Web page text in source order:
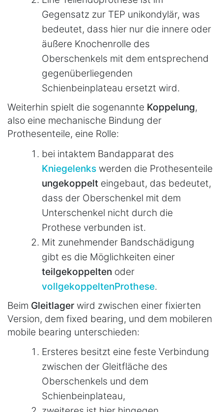
Gegensatz zur TEP unikondylär, was
bedeutet, dass hier nur die innere oder
äußere Knochenrolle des
Oberschenkels mit dem entsprechend
gegenüberliegenden
Schienbeinplateau ersetzt wird.
Weiterhin spielt die sogenannte Koppelung,
also eine mechanische Bindung der
Prothesenteile, eine Rolle:
bei intaktem Bandapparat des
Kniegelenks werden die Prothesenteile
ungekoppelt eingebaut, das bedeutet,
dass der Oberschenkel mit dem
Unterschenkel nicht durch die
Prothese verbunden ist.
Mit zunehmender Bandschädigung
gibt es die Möglichkeiten einer
teilgekoppelten oder
vollgekoppeltenProthese.
Beim Gleitlager wird zwischen einer fixierten
Version, dem fixed bearing, und dem mobileren
mobile bearing unterschieden:
Ersteres besitzt eine feste Verbindung
zwischen der Gleitfläche des
Oberschenkels und dem
Schienbeinplateau,